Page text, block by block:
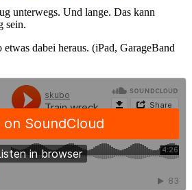
unterwegs. Und lange. Das kann
sein.
dabei heraus. (iPad, GarageBand